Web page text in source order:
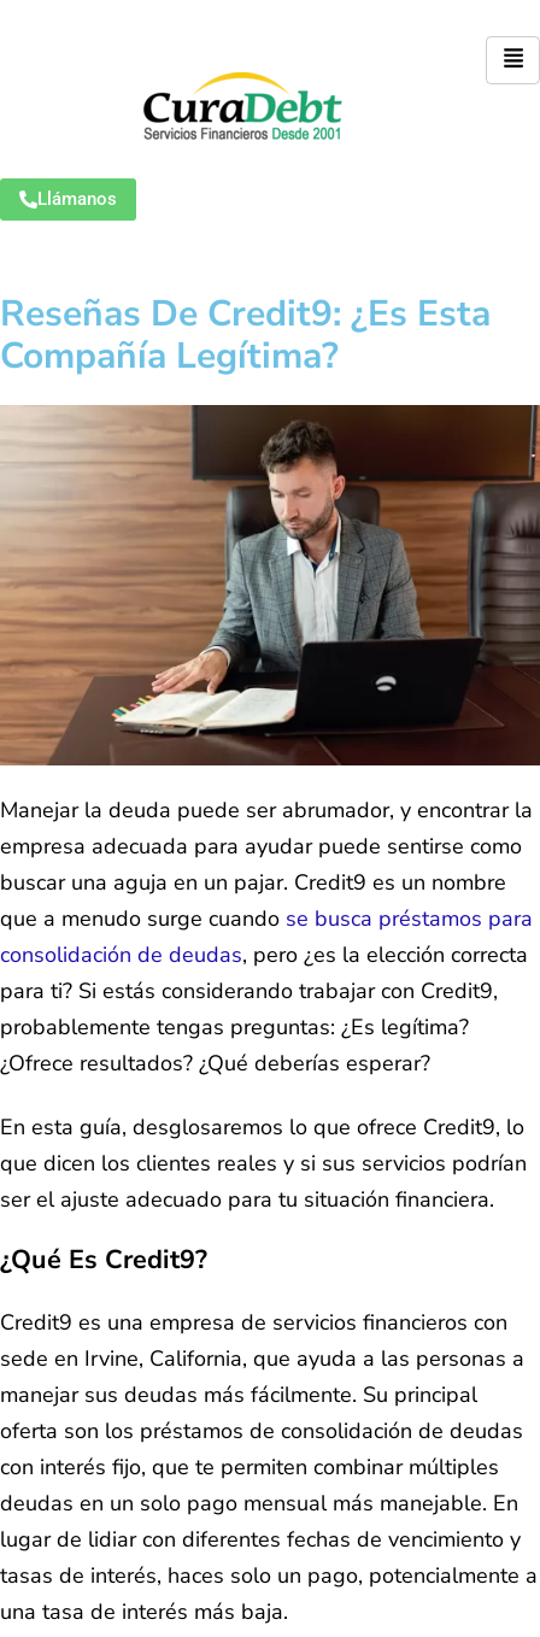
Llámanos
Reseñas De Credit9: ¿Es Esta
Compañía Legítima?
Manejar la deuda puede ser abrumador, y encontrar la
empresa adecuada para ayudar puede sentirse como
buscar una aguja en un pajar. Credit9 es un nombre
que a menudo surge cuando se busca préstamos para
consolidación de deudas, pero ¿es la elección correcta
para ti? Si estás considerando trabajar con Credit9,
probablemente tengas preguntas: ¿Es legítima?
¿Ofrece resultados? ¿Qué deberías esperar?
En esta guía, desglosaremos lo que ofrece Credit9, lo
que dicen los clientes reales y si sus servicios podrían
ser el ajuste adecuado para tu situación financiera.
¿Qué Es Credit9?
Credit9 es una empresa de servicios financieros con
sede en Irvine, California, que ayuda a las personas a
manejar sus deudas más fácilmente. Su principal
oferta son los préstamos de consolidación de deudas
con interés fijo, que te permiten combinar múltiples
deudas en un solo pago mensual más manejable. En
lugar de lidiar con diferentes fechas de vencimiento y
tasas de interés, haces solo un pago, potencialmente a
una tasa de interés más baja.